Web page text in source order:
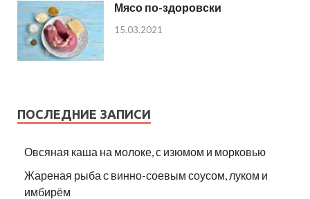
Мясо по-здоровски
15.03.2021
ПОСЛЕДНИЕ ЗАПИСИ
Овсяная каша на молоке, с изюмом и морковью
Жареная рыба с винно-соевым соусом, луком и
имбирём